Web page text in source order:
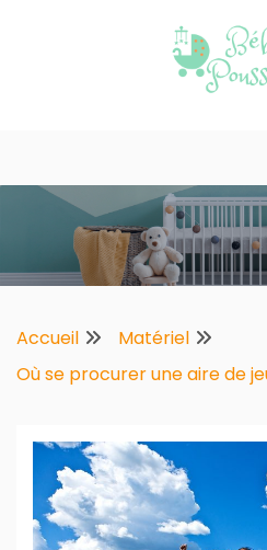
Accueil
Matériel
Où se procurer une aire de